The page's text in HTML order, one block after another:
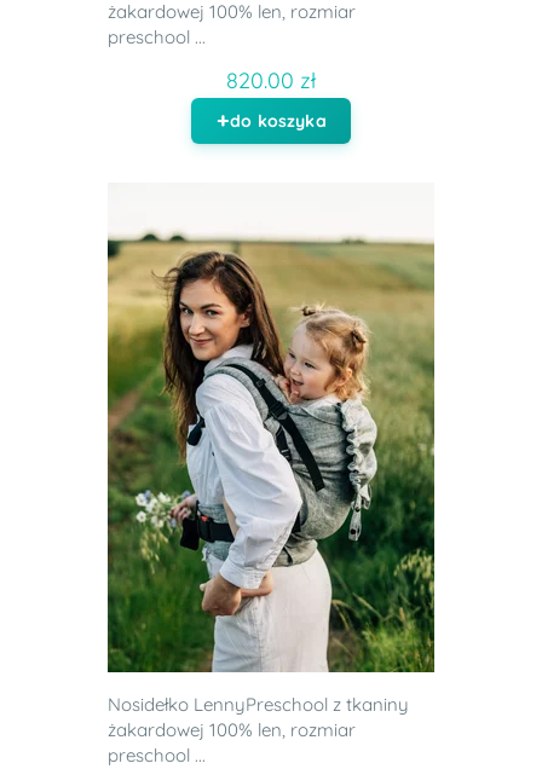
żakardowej 100% len, rozmiar
preschool ...
820.00 zł
do koszyka
Nosidełko LennyPreschool z tkaniny
żakardowej 100% len, rozmiar
preschool ...